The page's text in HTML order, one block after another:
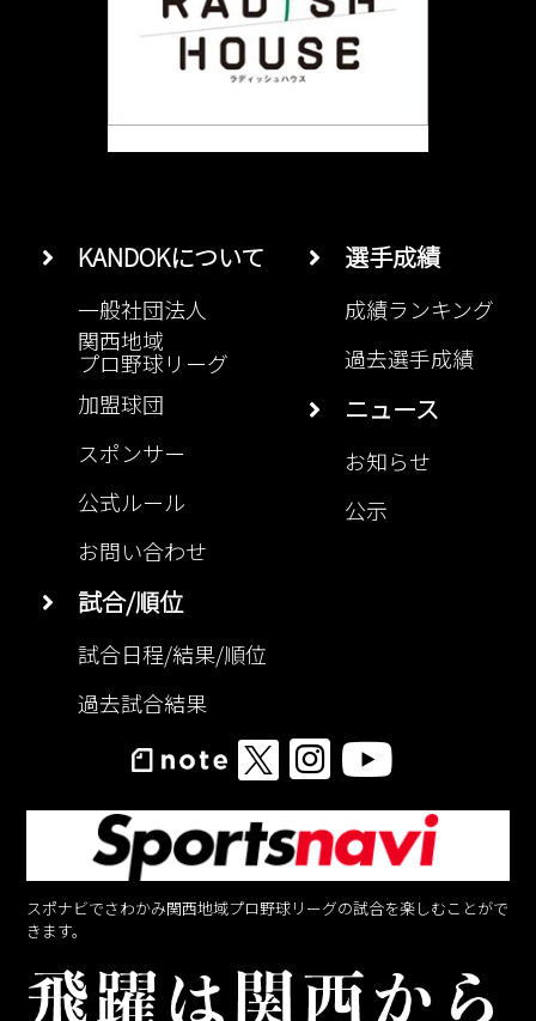
KANDOKについて
一般社団法人
関西地域
プロ野球リーグ
加盟球団
スポンサー
公式ルール
お問い合わせ
試合/順位
試合日程/結果/順位
過去試合結果
選手成績
成績ランキング
過去選手成績
ニュース
お知らせ
公示
スポナビでさわかみ関西地域プロ野球リーグの試合を楽しむことがで
きます。